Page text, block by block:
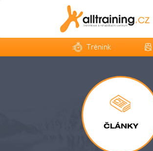
Trénink
ČLÁNKY